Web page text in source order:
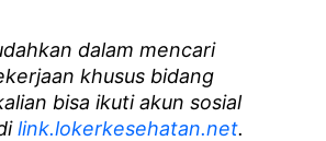
dalam mencari
khusus bidang
bisa ikuti akun sosial
link.lokerkesehatan.net.